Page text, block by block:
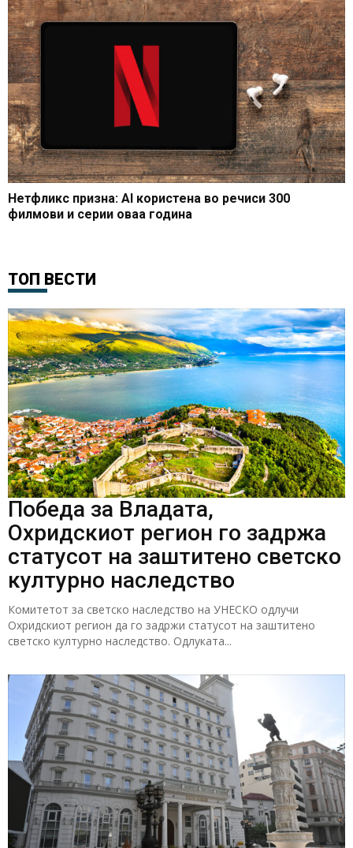
Нетфликс призна: AI користена во речиси 300
филмови и серии оваа година
ТОП ВЕСТИ
Победа за Владата,
Охридскиот регион го задржа
статусот на заштитено светско
културно наследство
Комитетот за светско наследство на УНЕСКО одлучи
Охридскиот регион да го задржи статусот на заштитено
светско културно наследство. Одлуката...